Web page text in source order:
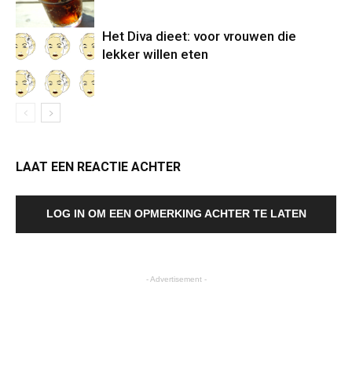
Het Diva dieet: voor vrouwen die
lekker willen eten
LAAT EEN REACTIE ACHTER
LOG IN OM EEN OPMERKING ACHTER TE LATEN
- Advertisement -